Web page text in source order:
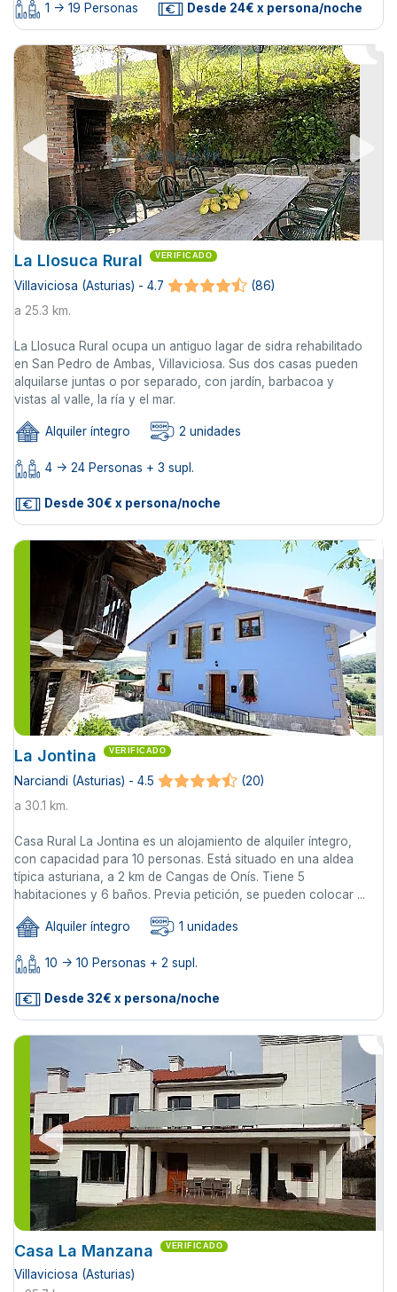
1 -> 19 Personas Desde 24€ x persona/noche
La Llosuca Rural VERIFICADO
Villaviciosa (Asturias) - 4.7
(86)
a 25.3 km.
La Llosuca Rural ocupa un antiguo lagar de sidra rehabilitado
en San Pedro de Ambas, Villaviciosa. Sus dos casas pueden
alquilarse juntas o por separado, con jardín, barbacoa y
vistas al valle, la ría y el mar.
Alquiler íntegro 2 unidades
4 -> 24 Personas + 3 supl.
Desde 30€ x persona/noche
La Jontina VERIFICADO
Narciandi (Asturias) - 4.5
(20)
a 30.1 km.
Casa Rural La Jontina es un alojamiento de alquiler íntegro,
con capacidad para 10 personas. Está situado en una aldea
típica asturiana, a 2 km de Cangas de Onís. Tiene 5
habitaciones y 6 baños. Previa petición, se pueden colocar ...
Alquiler íntegro 1 unidades
10 -> 10 Personas + 2 supl.
Desde 32€ x persona/noche
Casa La Manzana VERIFICADO
Villaviciosa (Asturias)